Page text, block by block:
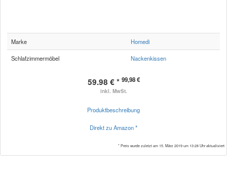
Marke Homedi
Schlafzimmermöbel Nackenkissen
59.98 € * 99,98 €
inkl. MwSt.
Produktbeschreibung
Direkt zu Amazon *
* Preis wurde zuletzt am 15. März 2019 um 13:28 Uhr aktualisiert